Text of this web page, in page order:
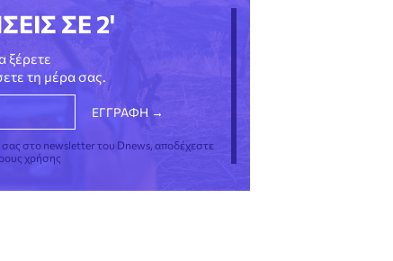
ΣΕ 2'
ξέρετε
τη μέρα σας.
στο newsletter του Dnews, αποδέχεστε
χρήσης